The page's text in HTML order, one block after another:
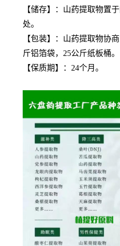
【储存】： 山药提取物置
处。
【包装】： 山药提取物协
斤铝箔袋，25公斤纸板桶。
【保质期】：24个月。